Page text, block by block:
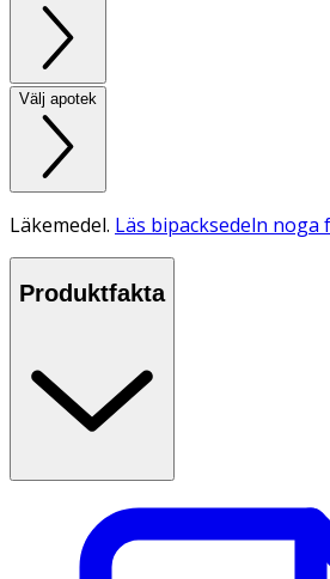
Välj apotek
Läkemedel. Läs bipacksedeln
Produktfakta